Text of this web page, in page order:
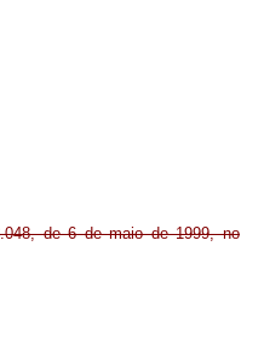
de 6 de maio de 1999, no